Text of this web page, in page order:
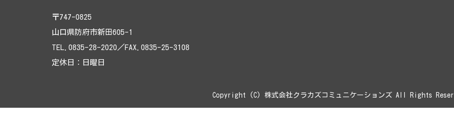
〒747-0825
山口県防府市新田605-1
TEL.0835-28-2020／FAX.0835-25-3108
定休日：日曜日
Copyright (C) 株式会社クラカズコミュニケーションズ All Rights